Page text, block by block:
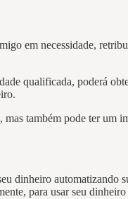
em necessidade,
qualificada, poderá
mas também pode ter um
dinheiro automatizando
para usar seu